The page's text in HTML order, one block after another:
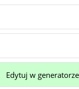
Edytuj w generatorze